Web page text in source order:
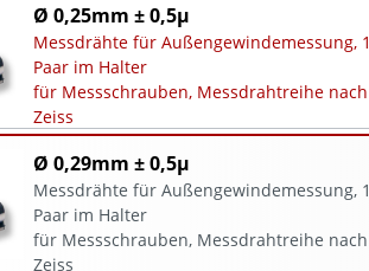
Ø 0,25mm ± 0,5µ
Messdrähte für Außengewindemessung, 1
Paar im Halter
für Messschrauben, Messdrahtreihe nach
Zeiss
Ø 0,29mm ± 0,5µ
Messdrähte für Außengewindemessung, 1
Paar im Halter
für Messschrauben, Messdrahtreihe nach
Zeiss